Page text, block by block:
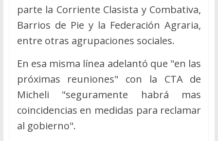
parte la Corriente Clasista y Combativa,
Barrios de Pie y la Federación Agraria,
entre otras agrupaciones sociales.
En esa misma línea adelantó que "en las
próximas reuniones" con la CTA de
Micheli "seguramente habrá mas
coincidencias en medidas para reclamar
al gobierno".